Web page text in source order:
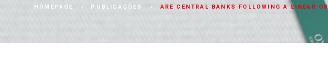
HOMEPAGE PUBLICAÇÕES ARE CENTRAL BANKS FOLLOWING A LINEAR